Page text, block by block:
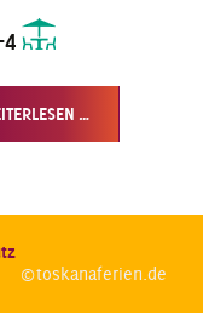
4
…
© toskanaferien.de